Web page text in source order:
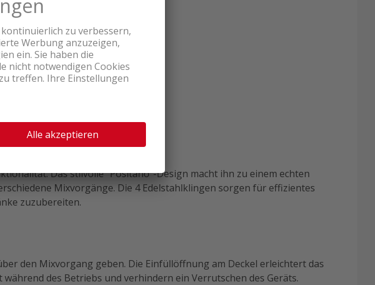
Das stilvolle "Positano"-Design macht ihn zu einem echten
Mixvorgänge. Die 4 Edelstahlklingen sorgen für effizientes
zuzubereiten.
den Mixvorgang geben. Die Einfüllöffnung am Deckel erleichtert das
des Betriebs und verhindern ein Verrutschen des Geräts.